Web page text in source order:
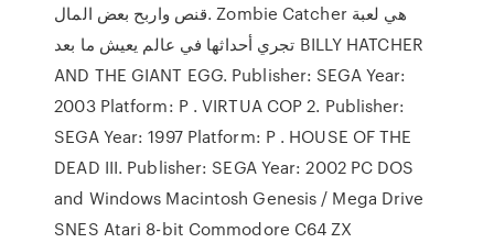
قنص واربح بعض المال. Zombie Catcher هي لعبة
تجري أحداثها في عالم يعيش ما بعد BILLY HATCHER
AND THE GIANT EGG. Publisher: SEGA Year:
2003 Platform: P . VIRTUA COP 2. Publisher:
SEGA Year: 1997 Platform: P . HOUSE OF THE
DEAD III. Publisher: SEGA Year: 2002 PC DOS
and Windows Macintosh Genesis / Mega Drive
SNES Atari 8-bit Commodore C64 ZX